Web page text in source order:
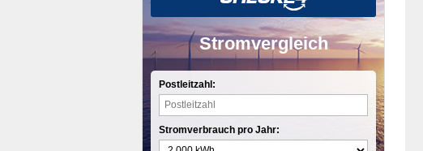
Stromvergleich
Postleitzahl:
Stromverbrauch pro Jahr: